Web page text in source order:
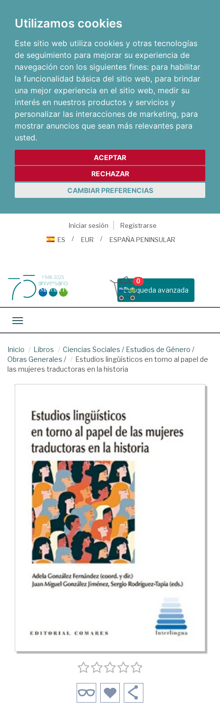
Utilizamos cookies
Este sitio web utiliza cookies y otras tecnologías
de seguimiento para mejorar su experiencia de
navegación con los siguientes fines: para habilitar
la funcionalidad básica del sitio web, para brindar
una mejor experiencia en el sitio web, medir su
interés en nuestros productos y servicios y
personalizar las interacciones de marketing, para
mostrar anuncios que sean más relevantes para
usted.
ACEPTAR
RECHAZAR
CAMBIAR PREFERENCIAS
Iniciar sesión
Registrarse
ES
EUR ESPAÑA PENINSULAR
Busqueda avanzada
0
Toggle navigation
Inicio Libros Ciencias Sociales / Estudios de Género /
Obras Generales /
Estudios lingüísticos en torno al papel de
las mujeres traductoras en la historia